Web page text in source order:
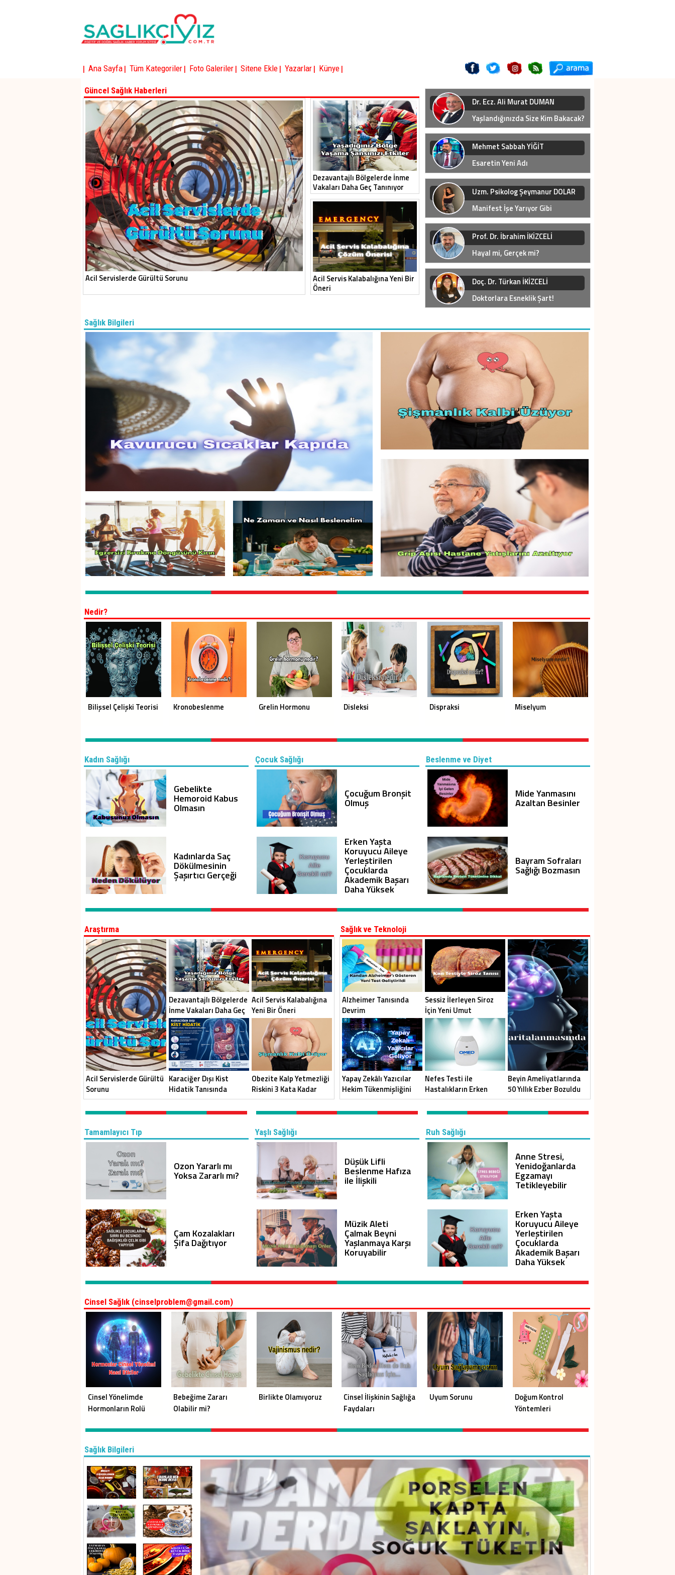
| Ana Sayfa | Tüm Kategoriler | Foto Galeriler | Sitene Ekle | Yazarlar | Künye |
Güncel Sağlık Haberleri
Acil Servislerde Gürültü Sorunu
Dezavantajlı Bölgelerde İnme
Vakaları Daha Geç Tanınıyor
Acil Servis Kalabalığına Yeni Bir
Öneri
Dr. Ecz. Ali Murat DUMAN
Yaşlandığınızda Size Kim Bakacak?
Mehmet Sabbah YİĞİT
Esaretin Yeni Adı
Uzm. Psikolog Şeymanur DOLAR
Manifest İşe Yarıyor Gibi
Görünüyor... Peki Neden?
Prof. Dr. İbrahim İKİZCELİ
Hayal mi, Gerçek mi?
Doç. Dr. Türkan İKİZCELİ
Doktorlara Esneklik Şart!
Sağlık Bilgileri
Nedir?
Bilişsel Çelişki Teorisi Kronobeslenme Grelin Hormonu Disleksi Dispraksi Miselyum
Kadın Sağlığı
Gebelikte
Hemoroid Kabus
Olmasın
Kadınlarda Saç
Dökülmesinin
Şaşırtıcı Gerçeği
Çocuk Sağlığı
Çocuğum Bronşit
Olmuş
Erken Yaşta
Koruyucu Aileye
Yerleştirilen
Çocuklarda
Akademik Başarı
Daha Yüksek
Beslenme ve Diyet
Mide Yanmasını
Azaltan Besinler
Bayram Sofraları
Sağlığı Bozmasın
Araştırma
Acil Servislerde Gürültü
Sorunu
Dezavantajlı Bölgelerde
İnme Vakaları Daha Geç
Tanınıyor
Acil Servis Kalabalığına
Yeni Bir Öneri
Karaciğer Dışı Kist
Hidatik Tanısında
Zorluk: Erciyes
Üniversitesi’nden
Obezite Kalp Yetmezliği
Riskini 3 Kata Kadar
Artırabiliyor
Sağlık ve Teknoloji
Alzheimer Tanısında
Devrim
Sessiz İlerleyen Siroz
İçin Yeni Umut
Beyin Ameliyatlarında
50 Yıllık Ezber Bozuldu
Yapay Zekâlı Yazıcılar
Hekim Tükenmişliğini
Azaltıyor
Nefes Testi ile
Hastalıkların Erken
Teşhisinde Yeni Dönem
Tamamlayıcı Tıp
Ozon Yararlı mı
Yoksa Zararlı mı?
Çam Kozalakları
Şifa Dağıtıyor
Yaşlı Sağlığı
Düşük Lifli
Beslenme Hafıza
ile İlişkili
Müzik Aleti
Çalmak Beyni
Yaşlanmaya Karşı
Koruyabilir
Ruh Sağlığı
Anne Stresi,
Yenidoğanlarda
Egzamayı
Tetikleyebilir
Erken Yaşta
Koruyucu Aileye
Yerleştirilen
Çocuklarda
Akademik Başarı
Daha Yüksek
Cinsel Sağlık (cinselproblem@gmail.com)
Cinsel Yönelimde
Hormonların Rolü
Bebeğime Zararı
Olabilir mi?
Birlikte Olamıyoruz
Cinsel İlişkinin Sağlığa
Faydaları
Uyum Sorunu
Doğum Kontrol
Yöntemleri
Sağlık Bilgileri